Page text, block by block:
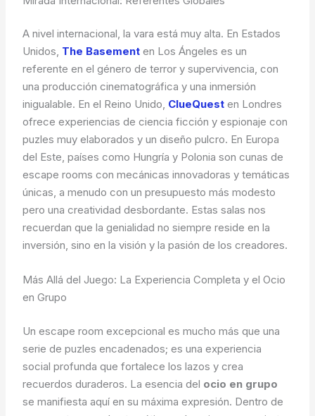
A nivel internacional, la vara está muy alta. En Estados
Unidos, The Basement en Los Ángeles es un
referente en el género de terror y supervivencia, con
una producción cinematográfica y una inmersión
inigualable. En el Reino Unido, ClueQuest en Londres
ofrece experiencias de ciencia ficción y espionaje con
puzles muy elaborados y un diseño pulcro. En Europa
del Este, países como Hungría y Polonia son cunas de
escape rooms con mecánicas innovadoras y temáticas
únicas, a menudo con un presupuesto más modesto
pero una creatividad desbordante. Estas salas nos
recuerdan que la genialidad no siempre reside en la
inversión, sino en la visión y la pasión de los creadores.
Más Allá del Juego: La Experiencia Completa y el Ocio
en Grupo
Un escape room excepcional es mucho más que una
serie de puzles encadenados; es una experiencia
social profunda que fortalece los lazos y crea
recuerdos duraderos. La esencia del ocio en grupo
se manifiesta aquí en su máxima expresión. Dentro de